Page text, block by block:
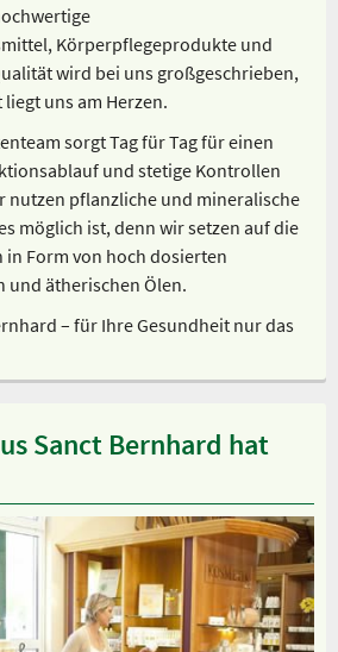
Körperpflegeprodukte und
wird bei uns großgeschrieben,
uns am Herzen.
sorgt Tag für Tag für einen
und stetige Kontrollen
nutzen pflanzliche und mineralische
möglich ist, denn wir setzen auf die
in Form von hoch dosierten
und ätherischen Ölen.
– für Ihre Gesundheit nur das
Sanct Bernhard hat